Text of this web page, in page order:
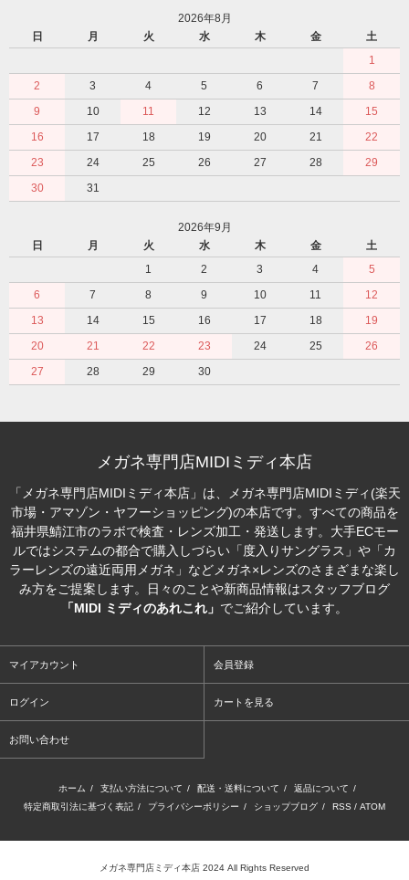
2026年8月
日
月 火 水 木 金
土
1
2
3 4 5 6 7
8
9
10 11 12 13 14
15
16
17 18 19 20 21
22
23
24 25 26 27 28
29
30
31
2026年9月
日
月 火 水 木 金
土
1
2 3 4
5
6
7 8 9 10 11
12
13
14 15 16 17 18
19
20
21 22 23 24 25
26
27
28 29 30
メガネ専門店MIDIミディ本店
「メガネ専門店MIDIミディ本店」は、メガネ専門店MIDIミディ(楽天
市場・アマゾン・ヤフーショッピング)の本店です。すべての商品を
福井県鯖江市のラボで検査・レンズ加工・発送します。大手ECモー
ルではシステムの都合で購入しづらい「度入りサングラス」や「カ
ラーレンズの遠近両用メガネ」などメガネ×レンズのさまざまな楽し
み方をご提案します。日々のことや新商品情報はスタッフブログ
「MIDI ミディのあれこれ」 でご紹介しています。
マイアカウント 会員登録
ログイン カートを見る
お問い合わせ
ホーム / 支払い方法について / 配送・送料について / 返品について /
特定商取引法に基づく表記 / プライバシーポリシー / ショップブログ / RSS / ATOM
メガネ専門店ミディ本店 2024 All Rights Reserved